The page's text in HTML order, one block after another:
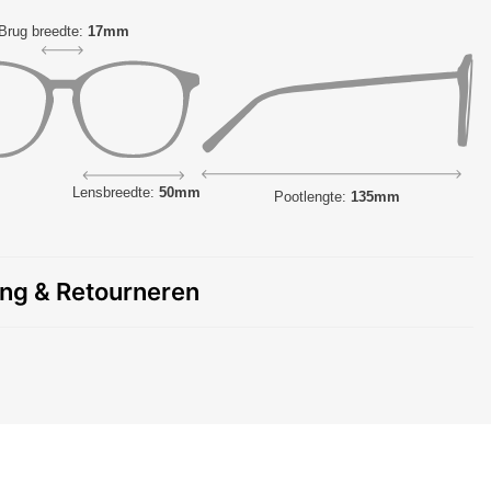
Brug breedte: 17mm
Lensbreedte: 50mm Pootlengte: 135mm
& Retourneren